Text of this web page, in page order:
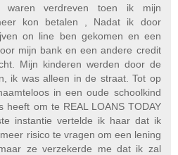
verdreven toen ik mijn
kon betalen , Nadat ik door
on line ben gekomen en een
mijn bank en een andere credit
Mijn kinderen werden door de
ik was alleen in de straat. Tot op
in een oude schoolkind
heeft om te REAL LOANS TODAY
instantie vertelde ik haar dat ik
risico te vragen om een ​​lening
ze verzekerde me dat ik zal